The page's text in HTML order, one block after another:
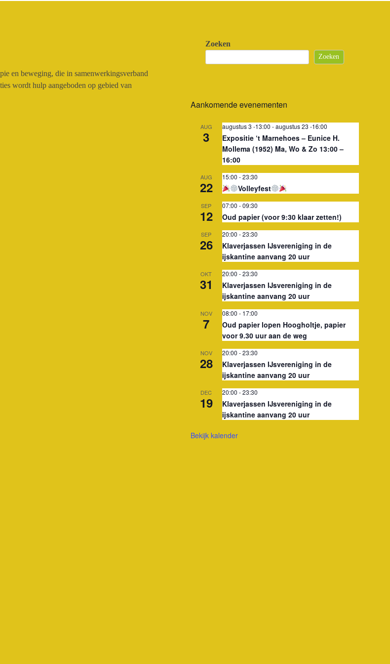
en beweging, die in samenwerkingsverband
wordt hulp aangeboden op gebied van
Zoeken
Zoeken
Aankomende evenementen
AUG
3
augustus 3 -13:00 -augustus 23 -16:00
Expositie ‘t Marnehoes – Eunice H.
Mollema (1952) Ma, Wo & Zo 13:00 –
16:00
AUG
22
15:00 -23:30
Volleyfest
SEP
12
07:00 -09:30
Oud papier (voor 9:30 klaar zetten!)
SEP
26
20:00 -23:30
Klaverjassen IJsvereniging in de
ijskantine aanvang 20 uur
OKT
31
20:00 -23:30
Klaverjassen IJsvereniging in de
ijskantine aanvang 20 uur
NOV
7
08:00 - 17:00
Oud papier lopen Hoogholtje, papier
voor 9.30 uur aan de weg
NOV
28
20:00 -23:30
Klaverjassen IJsvereniging in de
ijskantine aanvang 20 uur
DEC
19
20:00 -23:30
Klaverjassen IJsvereniging in de
ijskantine aanvang 20 uur
Bekijk kalender